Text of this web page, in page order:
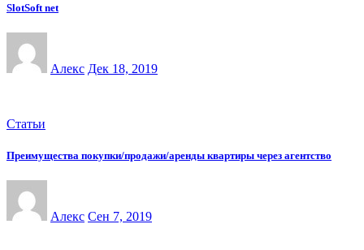
SlotSoft net
Алекс Дек 18, 2019
Статьи
Преимущества покупки/продажи/аренды квартиры через агентство
Алекс Сен 7, 2019